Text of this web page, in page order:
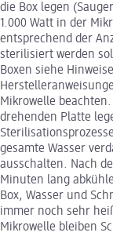
die Box legen
1.000 Watt in der
entsprechend der
sterilisiert werden
Boxen siehe
Mikrowelle
drehenden Platte
gesamte Wasser
ausschalten. Nach
Minuten lang
Box, Wasser und
immer noch sehr
Mikrowelle bleiben